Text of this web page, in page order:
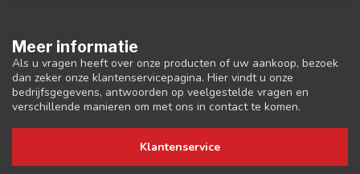
Meer informatie
Als u vragen heeft over onze producten of uw aankoop, bezoek
dan zeker onze klantenservicepagina. Hier vindt u onze
bedrijfsgegevens, antwoorden op veelgestelde vragen en
verschillende manieren om met ons in contact te komen.
Klantenservice